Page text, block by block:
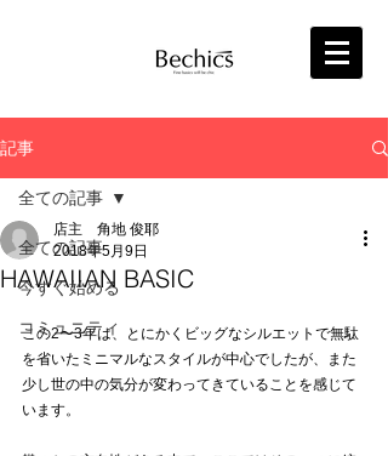
記事
全ての記事
今すぐ始める
コミュニティ
全ての記事
HAWAIIAN BASIC
店主 角地 俊耶
2018年5月9日
この2〜3年は、とにかくビッグなシルエットで無駄
を省いたミニマルなスタイルが中心でしたが、また
少し世の中の気分が変わってきていることを感じて
います。